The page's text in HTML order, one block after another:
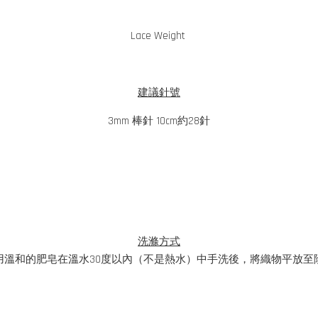
Lace Weight
建議針號
3mm 棒針 10cm約28針
洗滌方式
溫和的肥皂在溫水30度以內（不是熱水）中手洗後，將織物平放至